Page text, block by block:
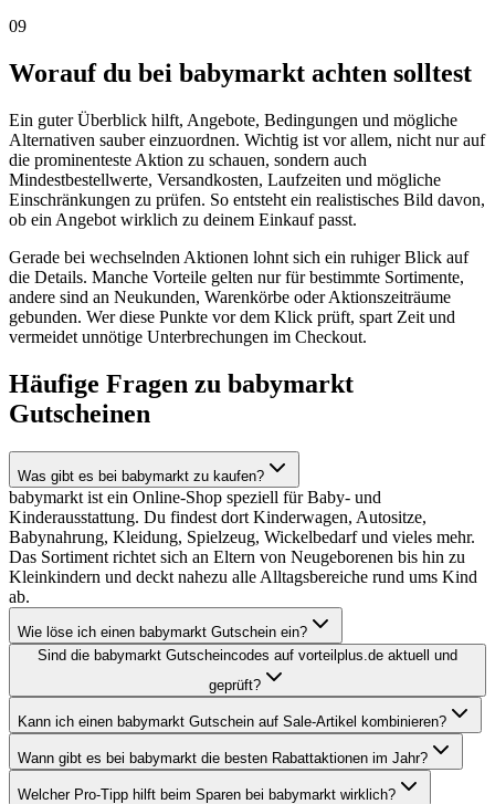
09
Worauf du bei babymarkt achten solltest
Ein guter Überblick hilft, Angebote, Bedingungen und mögliche
Alternativen sauber einzuordnen. Wichtig ist vor allem, nicht nur auf
die prominenteste Aktion zu schauen, sondern auch
Mindestbestellwerte, Versandkosten, Laufzeiten und mögliche
Einschränkungen zu prüfen. So entsteht ein realistisches Bild davon,
ob ein Angebot wirklich zu deinem Einkauf passt.
Gerade bei wechselnden Aktionen lohnt sich ein ruhiger Blick auf
die Details. Manche Vorteile gelten nur für bestimmte Sortimente,
andere sind an Neukunden, Warenkörbe oder Aktionszeiträume
gebunden. Wer diese Punkte vor dem Klick prüft, spart Zeit und
vermeidet unnötige Unterbrechungen im Checkout.
Häufige Fragen zu babymarkt
Gutscheinen
Was gibt es bei babymarkt zu kaufen?
babymarkt ist ein Online-Shop speziell für Baby- und
Kinderausstattung. Du findest dort Kinderwagen, Autositze,
Babynahrung, Kleidung, Spielzeug, Wickelbedarf und vieles mehr.
Das Sortiment richtet sich an Eltern von Neugeborenen bis hin zu
Kleinkindern und deckt nahezu alle Alltagsbereiche rund ums Kind
ab.
Wie löse ich einen babymarkt Gutschein ein?
Sind die babymarkt Gutscheincodes auf vorteilplus.de aktuell und
geprüft?
Kann ich einen babymarkt Gutschein auf Sale-Artikel kombinieren?
Wann gibt es bei babymarkt die besten Rabattaktionen im Jahr?
Welcher Pro-Tipp hilft beim Sparen bei babymarkt wirklich?